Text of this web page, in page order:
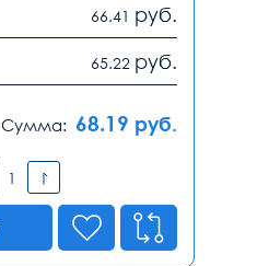
66.41 руб.
65.22 руб.
Сумма: 68.19 руб.